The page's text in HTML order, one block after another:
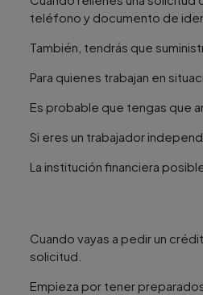
teléfono y documento de
También, tendrás que
Para quienes trabajan en
Es probable que tengas que
Si eres un trabajador
La institución financiera
Cuando vayas a pedir un
solicitud.
Empieza por tener